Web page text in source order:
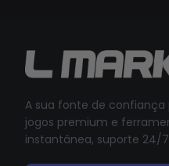
A sua fonte de confiança
jogos premium e
instantânea, suporte 24/